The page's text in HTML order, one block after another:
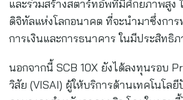
และร่วมสร้างสตาร์ทอัพที่มีศักยภาพสูง
ดิจิทัลแห่งโลกอนาคต ที่จะนำมาซึ่งกา
การเงินและการธนาคาร ในมีประสิทธิ
นอกจากนี้ SCB 10X ยังได้ลงทุนรอบ
วิสัย (VISAI) ผู้ให้บริการด้านเทคโนโ